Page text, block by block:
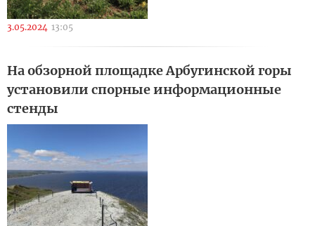
3.05.2024 13:05
На обзорной площадке Арбугинской горы
установили спорные информационные
стенды